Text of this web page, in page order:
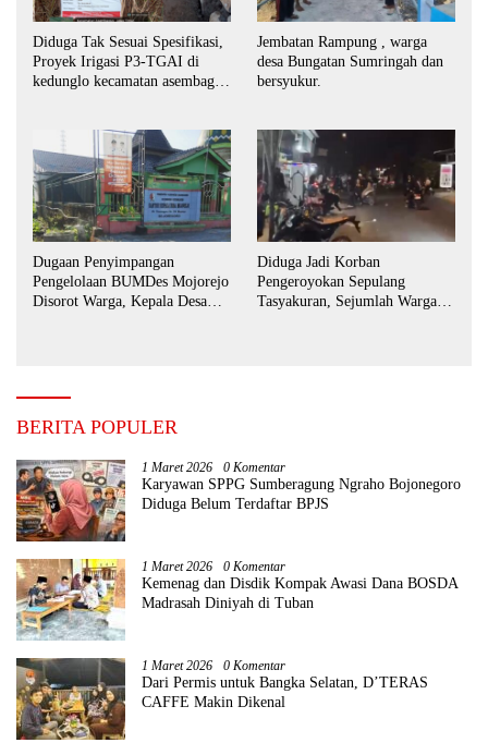
Diduga Tak Sesuai Spesifikasi,
Proyek Irigasi P3-TGAI di
kedunglo kecamatan asembagus
Jembatan Rampung , warga
desa Bungatan Sumringah dan
bersyukur.
Dugaan Penyimpangan
Pengelolaan BUMDes Mojorejo
Disorot Warga, Kepala Desa
Diduga Jadi Korban
Pengeroyokan Sepulang
Tasyakuran, Sejumlah Warga
BERITA POPULER
1 Maret 2026 0 Komentar
Karyawan SPPG Sumberagung Ngraho Bojonegoro
Diduga Belum Terdaftar BPJS
1 Maret 2026 0 Komentar
Kemenag dan Disdik Kompak Awasi Dana BOSDA
Madrasah Diniyah di Tuban
1 Maret 2026 0 Komentar
Dari Permis untuk Bangka Selatan, D’TERAS
CAFFE Makin Dikenal